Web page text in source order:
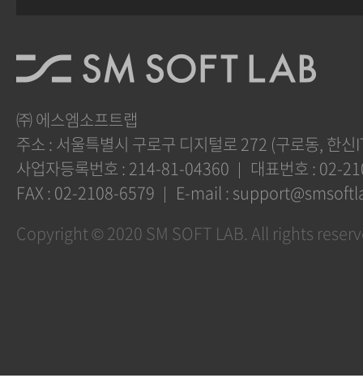
㈜ 에스엠소프트랩
주소 : 서울특별시 구로구 디지털로 272 (구로동, 한
사업자등록번호 : 214-81-04360 대표번호 : 02-
FAX : 02-2108-6579 E-mail :
Copyright © 2020 SM SOFT LAB. All rights